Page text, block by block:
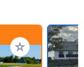
Zu Ihren Favoriten